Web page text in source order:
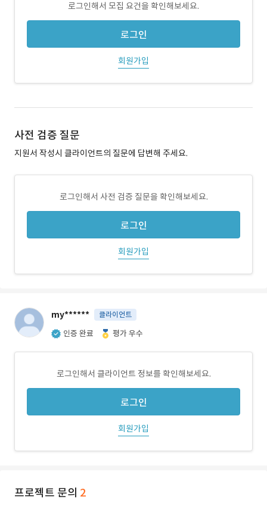
로그인해서 모집 요건을 확인해보세요.
로그인
회원가입
사전 검증 질문
지원서 작성시 클라이언트의 질문에 답변해 주세요.
로그인해서 사전 검증 질문을 확인해보세요.
로그인
회원가입
my****** 클라이언트
인증 완료 평가 우수
로그인해서 클라이언트 정보를 확인해보세요.
로그인
회원가입
프로젝트 문의 2